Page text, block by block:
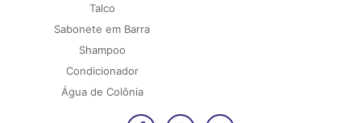
Talco
Sabonete em Barra
Shampoo
Condicionador
Água de Colônia